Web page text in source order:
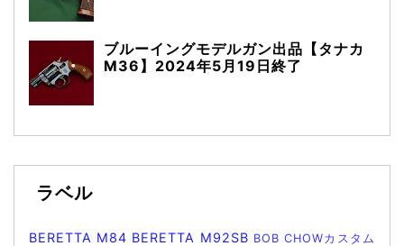
ブルーイングモデルガン出品【タナカ
M36】2024年5月19日終了
ラベル
BERETTA M84 BERETTA M92SB BOB CHOWカスタム